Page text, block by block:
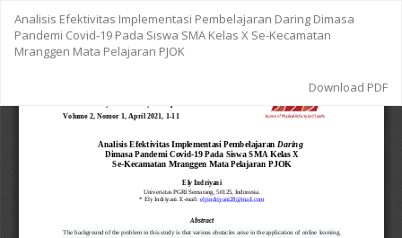
Article
Details
Analisis Efektivitas Implementasi Pembelajaran Daring Dimasa
Pandemi Covid-19 Pada Siswa SMA Kelas X Se-Kecamatan
Mranggen Mata Pelajaran PJOK
Download
Download PDF